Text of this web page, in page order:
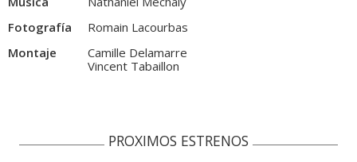
Fotografía
Romain Lacourbas
Montaje
Camille Delamarre
Vincent Tabaillon
PROXIMOS ESTRENOS